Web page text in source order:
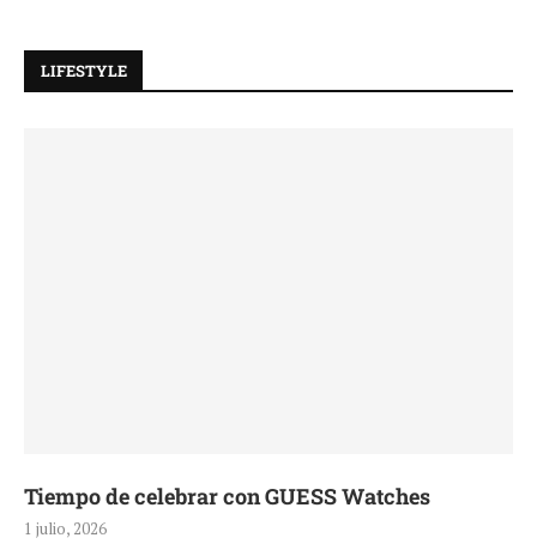
LIFESTYLE
Tiempo de celebrar con GUESS Watches
1 julio, 2026